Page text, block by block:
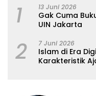
1 13 Juni 2026
Gak Cuma
UIN Jakarta
2 7 Juni 2026
Islam di Era
Karakteristik